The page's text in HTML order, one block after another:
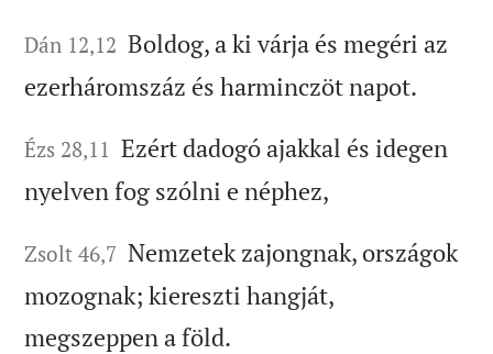
Dán 12,12 Boldog, a ki várja és megéri az
ezerháromszáz és harminczöt napot.
Ézs 28,11 Ezért dadogó ajakkal és idegen
nyelven fog szólni e néphez,
Zsolt 46,7 Nemzetek zajongnak, országok
mozognak; kiereszti hangját,
megszeppen a föld.